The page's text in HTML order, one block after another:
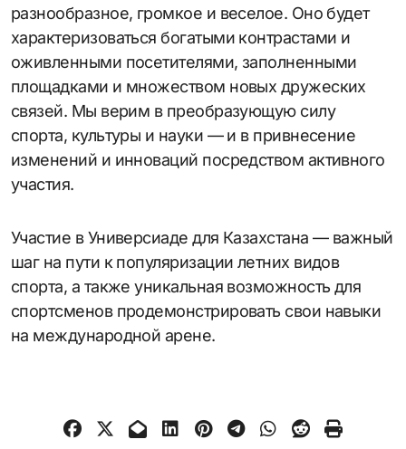
разнообразное, громкое и веселое. Оно будет
характеризоваться богатыми контрастами и
оживленными посетителями, заполненными
площадками и множеством новых дружеских
связей. Мы верим в преобразующую силу
спорта, культуры и науки — и в привнесение
изменений и инноваций посредством активного
участия.
Участие в Универсиаде для Казахстана — важный
шаг на пути к популяризации летних видов
спорта, а также уникальная возможность для
спортсменов продемонстрировать свои навыки
на международной арене.